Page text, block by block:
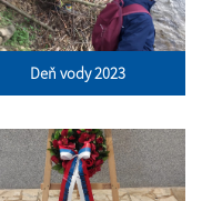
Deň vody 2023